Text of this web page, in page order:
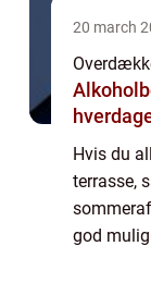
20 march
Hvis du
terrasse,
god